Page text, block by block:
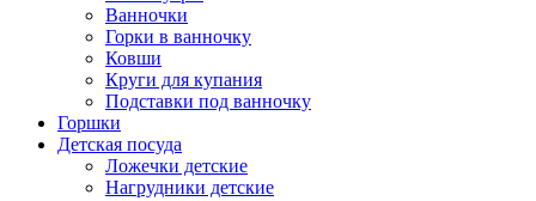
Ванночки
Горки в ванночку
Ковши
Круги для купания
Подставки под ванночку
Горшки
Детская посуда
Ложечки детские
Нагрудники детские